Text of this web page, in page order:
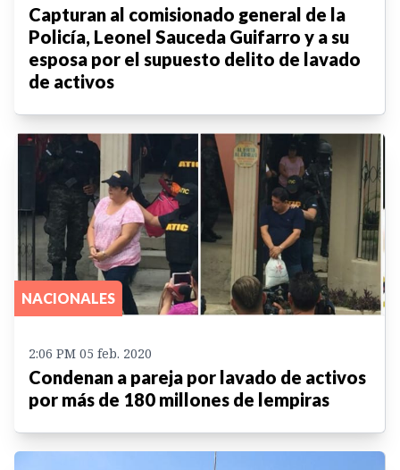
Capturan al comisionado general de la
Policía, Leonel Sauceda Guifarro y a su
esposa por el supuesto delito de lavado
de activos
NACIONALES
2:06 PM 05 feb. 2020
Condenan a pareja por lavado de activos
por más de 180 millones de lempiras